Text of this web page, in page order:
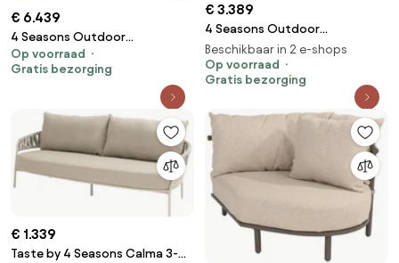
€ 6.439
4 Seasons Outdoor
Metropolitan hoekbank latte
met Volta tafels Ø 45 en 80 cm
Op voorraad
Gratis bezorging
€ 3.389
4 Seasons Outdoor
Metropolitan 4-zits
loungebank latte Loungebank
beige weerbestendig
Beschikbaar in 2 e-shops
Op voorraad
Gratis bezorging
€ 1.339
Taste by 4 Seasons Calma 3-